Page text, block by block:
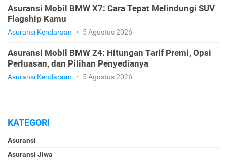
Asuransi Mobil BMW X7: Cara Tepat Melindungi SUV
Flagship Kamu
Asuransi Kendaraan • 5 Agustus 2026
Asuransi Mobil BMW Z4: Hitungan Tarif Premi, Opsi
Perluasan, dan Pilihan Penyedianya
Asuransi Kendaraan • 5 Agustus 2026
KATEGORI
Asuransi
Asuransi Jiwa